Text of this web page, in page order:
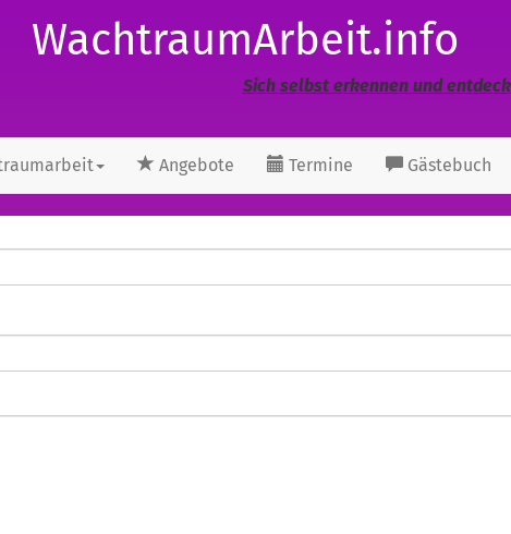
WachtraumArbeit.info
Sich selbst erkennen und
Angebote Termine Gästebuch